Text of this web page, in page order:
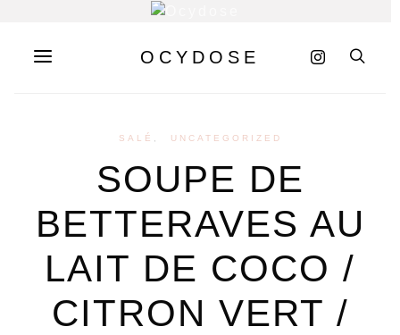
OCYDOSE
SALÉ UNCATEGORIZED
SOUPE DE
BETTERAVES AU
LAIT DE COCO /
CITRON VERT /